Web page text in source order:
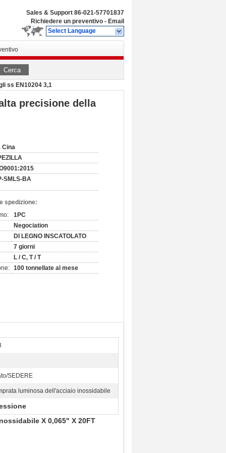
Sales & Support 86-021-57701837
Richiedere un preventivo - Email
Select Language
Cerca
ss EN10204 3,1
precisione della
Cina
SMLS-BA
spedizione:
1PC
Negociation
DI LEGNO INSCATOLATO
7 giorni
L / C, T / T
100 tonnellate al mese
SEDERE
luminosa dell'acciaio inossidabile
X 0,065" X 20FT